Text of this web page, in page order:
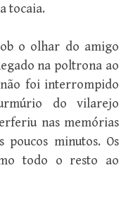
tocaia.
o olhar do amigo
na poltrona ao
foi interrompido
do vilarejo
nas memórias
poucos minutos. Os
todo o resto ao